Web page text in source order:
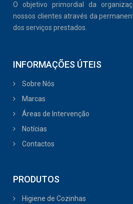
O objetivo primordial da
nossos clientes através da
dos serviços prestados.
INFORMAÇÕES ÚTEIS
Sobre Nós
Marcas
Áreas de Intervenção
Notícias
Contactos
PRODUTOS
Higiene de Cozinhas